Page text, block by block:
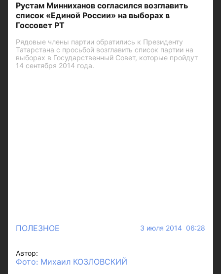
Рустам Минниханов согласился возглавить
список «Единой России» на выборах в
Госсовет РТ
Рядовые члены партии обратились к Президенту
Татарстана с просьбой возглавить список партии на
выборах в Государственный Совет, которые пройдут
14 сентября 2014 года.
ПОЛЕЗНОЕ 3 июля 2014 06:28
Автор:
Фото: Михаил КОЗЛОВСКИЙ